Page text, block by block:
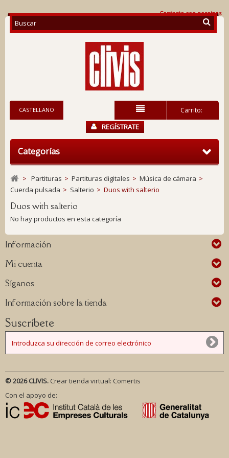
Contacte con nosotros
Carrito:
CASTELLANO
REGÍSTRATE
Categorías
> Partituras > Partituras digitales > Música de cámara >
Cuerda pulsada > Salterio > Duos with salterio
Duos with salterio
No hay productos en esta categoría
Información
Mi cuenta
Síganos
Información sobre la tienda
Suscríbete
© 2026 CLIVIS. Crear tienda virtual: Comertis
Con el apoyo de: